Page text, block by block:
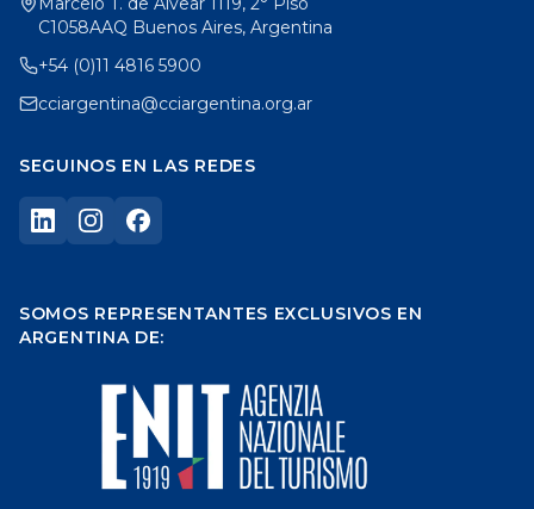
C1058AAQ Buenos Aires, Argentina
+54 (0)11 4816 5900
cciargentina@cciargentina.org.ar
SEGUINOS EN LAS REDES
SOMOS REPRESENTANTES EXCLUSIVOS EN
ARGENTINA DE: